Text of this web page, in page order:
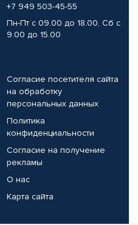
+7 949 503-45-55
Пн-Пт с 09.00 до 18.00, Сб с
9.00 до 15.00
Согласие посетителя сайта
на обработку
персональных данных
Политика
конфиденциальности
Согласие на получение
рекламы
О нас
Карта сайта